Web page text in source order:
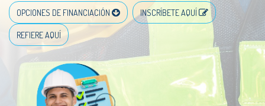
OPCIONES DE FINANCIACIÓN INSCRÍBETE AQUÍ
REFIERE AQUÍ